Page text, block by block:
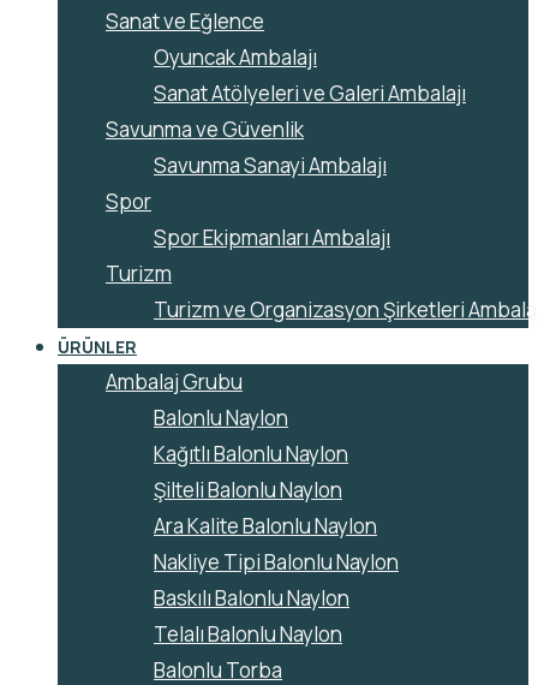
Sanat ve Eğlence
Oyuncak Ambalajı
Sanat Atölyeleri ve Galeri Ambalajı
Savunma ve Güvenlik
Savunma Sanayi Ambalajı
Spor
Spor Ekipmanları Ambalajı
Turizm
Turizm ve Organizasyon Şirketleri
ÜRÜNLER
Ambalaj Grubu
Balonlu Naylon
Kağıtlı Balonlu Naylon
Şilteli Balonlu Naylon
Ara Kalite Balonlu Naylon
Nakliye Tipi Balonlu Naylon
Baskılı Balonlu Naylon
Telalı Balonlu Naylon
Balonlu Torba